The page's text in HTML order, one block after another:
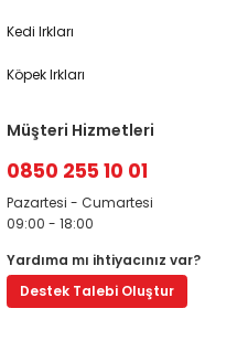
Kedi Irkları
Köpek Irkları
Müşteri Hizmetleri
0850 255 10 01
Pazartesi - Cumartesi
09:00 - 18:00
Yardıma mı ihtiyacınız var?
Destek Talebi Oluştur